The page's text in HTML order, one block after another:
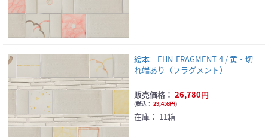
絵本 EHN-FRAGMENT-4 / 黄・切
れ端あり（フラグメント）
販売価格： 26,780円
(税込： 29,458円)
在庫： 11箱